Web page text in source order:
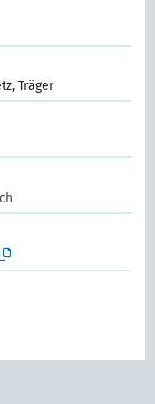
Träger